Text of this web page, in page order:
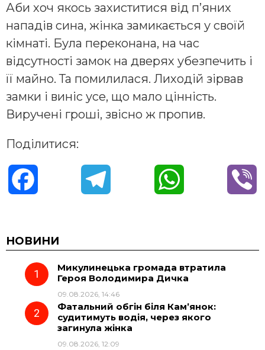
Аби хоч якось захиститися від п’яних
нападів сина, жінка замикається у своїй
кімнаті. Була переконана, на час
відсутності замок на дверях убезпечить і
її майно. Та помилилася. Лиходій зірвав
замки і виніс усе, що мало цінність.
Виручені гроші, звісно ж пропив.
Поділитися:
c
e
o
e
g
r
t
НОВИНИ
Микулинецька громада втратила
Героя Володимира Дичка
09.08.2026, 14:46
Фатальний обгін біля Кам’янок:
судитимуть водія, через якого
загинула жінка
09.08.2026, 12:09